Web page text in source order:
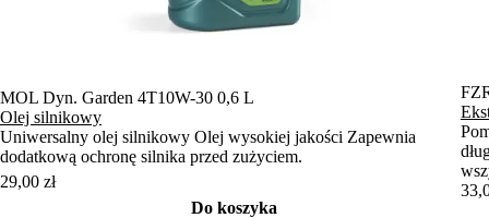
MOL Dyn. Garden 4T10W-30 0,6 L
Olej silnikowy
Uniwersalny olej silnikowy Olej wysokiej jakości Zapewnia
dodatkową ochronę silnika przed zużyciem.
29,00 zł
Do koszyka